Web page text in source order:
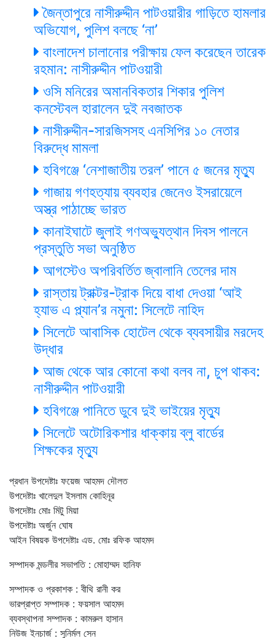
জৈন্তাপুরে নাসীরুদ্দীন পাটওয়ারীর গাড়িতে হামলার
অভিযোগ, পুলিশ বলছে ‘না’
বাংলাদেশ চালানোর পরীক্ষায় ফেল করেছেন তারেক
রহমান: নাসীরুদ্দীন পাটওয়ারী
ওসি মনিরের অমানবিকতার শিকার পুলিশ
কনস্টেবল হারালেন দুই নবজাতক
নাসীরুদ্দীন-সারজিসসহ এনসিপির ১০ নেতার
বিরুদ্ধে মামলা
হবিগঞ্জে ‘নেশাজাতীয় তরল’ পানে ৫ জনের মৃত্যু
গাজায় গণহত্যায় ব্যবহার জেনেও ইসরায়েলে
অস্ত্র পাঠাচ্ছে ভারত
কানাইঘাটে জুলাই গণঅভ্যুত্থান দিবস পালনে
প্রস্তুতি সভা অনুষ্ঠিত
আগস্টেও অপরিবর্তিত জ্বালানি তেলের দাম
রাস্তায় ট্রাক্টর-ট্রাক দিয়ে বাধা দেওয়া ‘আই
হ্যাভ এ প্ল্যান’র নমুনা: সিলেটে নাহিদ
সিলেটে আবাসিক হোটেল থেকে ব্যবসায়ীর মরদেহ
উদ্ধার
আজ থেকে আর কোনো কথা বলব না, চুপ থাকব:
নাসীরুদ্দীন পাটওয়ারী
হবিগঞ্জে পানিতে ডুবে দুই ভাইয়ের মৃত্যু
সিলেটে অটোরিকশার ধাক্কায় ব্লু বার্ডের
শিক্ষকের মৃত্যু
প্রধান উপদেষ্টাঃ ফয়েজ আহমদ দৌলত
উপদেষ্টাঃ খালেদুল ইসলাম কোহিনূর
উপদেষ্টাঃ মোঃ মিটু মিয়া
উপদেষ্টাঃ অর্জুন ঘোষ
আইন বিষয়ক উপদেষ্টাঃ এড. মোঃ রফিক আহমদ
সম্পাদক মন্ডলীর সভাপতি : মোহাম্মদ হানিফ
সম্পাদক ও প্রকাশক : বীথি রানী কর
ভারপ্রাপ্ত সম্পাদক : ফয়সাল আহমদ
ব্যবস্থাপনা সম্পাদক : কামরুল হাসান
নিউজ ইনচার্জ : সুনির্মল সেন